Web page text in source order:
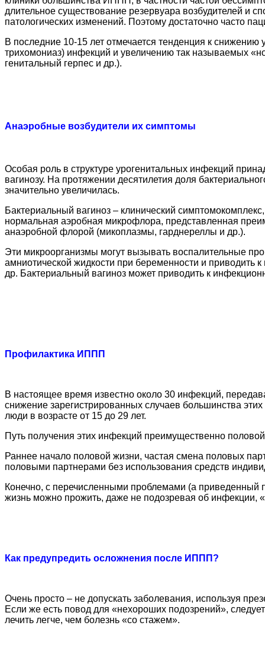
длительное существование резервуара возбудителей и
патологических изменений. Поэтому достаточно часто
В последние 10-15 лет отмечается тенденция к снижению
трихомониаз) инфекций и увеличению так называемых
генитальный герпес и др.).
Анаэробные возбудители их симптомы
Особая роль в структуре урогенитальных инфекций
вагинозу. На протяжении десятилетия доля
значительно увеличилась.
Бактериальный вагиноз – клинический
нормальная аэробная микрофлора, представленная
анаэробной флорой (микоплазмы, гарднереллы и др.).
Эти микроорганизмы могут вызывать воспалительные
амниотической жидкости при беременности и
др. Бактериальный вагиноз может приводить к
Профилактика ИППП
В настоящее время известно около 30 инфекций,
снижение зарегистрированных случаев большинства
люди в возрасте от 15 до 29 лет.
Путь получения этих инфекций преимущественно
Раннее начало половой жизни, частая смена половых
половыми партнерами без использования средств
Конечно, с перечисленными проблемами (а приведенный
жизнь можно прожить, даже не подозревая об инфекции,
Как предупредить осложнения после ИППП?
Очень просто – не допускать заболевания, используя
Если же есть повод для «нехороших подозрений»,
лечить легче, чем болезнь «со стажем».